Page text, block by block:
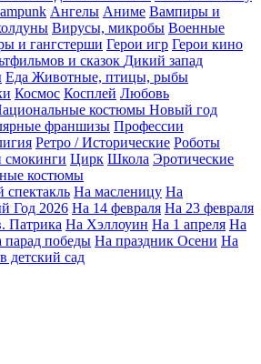
Ангелы Аниме Вампиры и
Вирусы, микробы Военные
и гангстерши Герои игр Герои кино
и сказок Дикий запад
Еда Животные, птицы, рыбы
Космос Косплей Любовь
костюмы Новый год
франшизы Профессии
Ретро / Исторические Роботы
Цирк Школа Эротические
костюмы
спектакль На масленицу На
Год 2026 На 14 февраля На 23 февраля
Патрика На Хэллоуин На 1 апреля На
парад победы На праздник Осени На
детский сад